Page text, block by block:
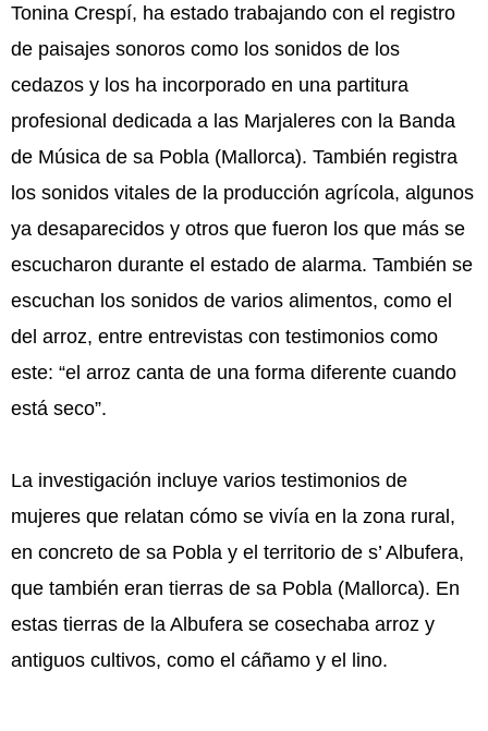
Tonina Crespí, ha estado trabajando con el registro
de paisajes sonoros como los sonidos de los
cedazos y los ha incorporado en una partitura
profesional dedicada a las Marjaleres con la Banda
de Música de sa Pobla (Mallorca). También registra
los sonidos vitales de la producción agrícola, algunos
ya desaparecidos y otros que fueron los que más se
escucharon durante el estado de alarma. También se
escuchan los sonidos de varios alimentos, como el
del arroz, entre entrevistas con testimonios como
este: “el arroz canta de una forma diferente cuando
está seco”.
La investigación incluye varios testimonios de
mujeres que relatan cómo se vivía en la zona rural,
en concreto de sa Pobla y el territorio de s’ Albufera,
que también eran tierras de sa Pobla (Mallorca). En
estas tierras de la Albufera se cosechaba arroz y
antiguos cultivos, como el cáñamo y el lino.